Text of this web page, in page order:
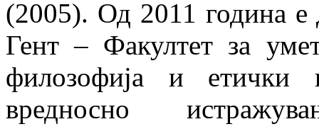
(2005). Од 2011 година е
Гент – Факултет за
филозофија и
вредносно